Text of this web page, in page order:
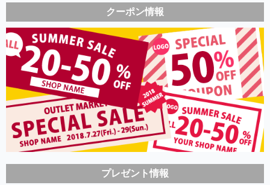
クーポン情報
プレゼント情報